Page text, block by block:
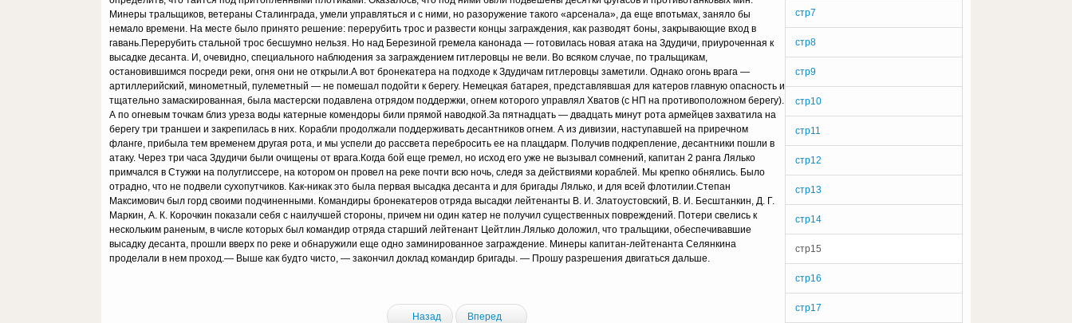
стр7
стр8
стр9
стр10
стр11
стр12
стр13
стр14
стр15
стр16
стр17
Минеры тральщиков, ветераны Сталинграда, умели управляться и с ними, но разоружение такого «арсенала», да еще впотьмах, заняло бы
немало времени. На месте было принято решение: перерубить трос и развести концы заграждения, как разводят боны, закрывающие вход в
гавань.Перерубить стальной трос бесшумно нельзя. Но над Березиной гремела канонада — готовилась новая атака на Здудичи, приуроченная к
высадке десанта. И, очевидно, специального наблюдения за заграждением гитлеровцы не вели. Во всяком случае, по тральщикам,
остановившимся посреди реки, огня они не открыли.А вот бронекатера на подходе к Здудичам гитлеровцы заметили. Однако огонь врага —
артиллерийский, минометный, пулеметный — не помешал подойти к берегу. Немецкая батарея, представлявшая для катеров главную опасность и
тщательно замаскированная, была мастерски подавлена отрядом поддержки, огнем которого управлял Хватов (с НП на противоположном берегу).
А по огневым точкам близ уреза воды катерные комендоры били прямой наводкой.За пятнадцать — двадцать минут рота армейцев захватила на
берегу три траншеи и закрепилась в них. Корабли продолжали поддерживать десантников огнем. А из дивизии, наступавшей на приречном
фланге, прибыла тем временем другая рота, и мы успели до рассвета перебросить ее на плацдарм. Получив подкрепление, десантники пошли в
атаку. Через три часа Здудичи были очищены от врага.Когда бой еще гремел, но исход его уже не вызывал сомнений, капитан 2 ранга Лялько
примчался в Стужки на полуглиссере, на котором он провел на реке почти всю ночь, следя за действиями кораблей. Мы крепко обнялись. Было
отрадно, что не подвели сухопутчиков. Как-никак это была первая высадка десанта и для бригады Лялько, и для всей флотилии.Степан
Максимович был горд своими подчиненными. Командиры бронекатеров отряда высадки лейтенанты В. И. Златоустовский, В. И. Бесштанкин, Д. Г.
Маркин, А. К. Корочкин показали себя с наилучшей стороны, причем ни один катер не получил существенных повреждений. Потери свелись к
нескольким раненым, в числе которых был командир отряда старший лейтенант Цейтлин.Лялько доложил, что тральщики, обеспечивавшие
высадку десанта, прошли вверх по реке и обнаружили еще одно заминированное заграждение. Минеры капитан-лейтенанта Селянкина
проделали в нем проход.— Выше как будто чисто, — закончил доклад командир бригады. — Прошу разрешения двигаться дальше.
Назад Вперед